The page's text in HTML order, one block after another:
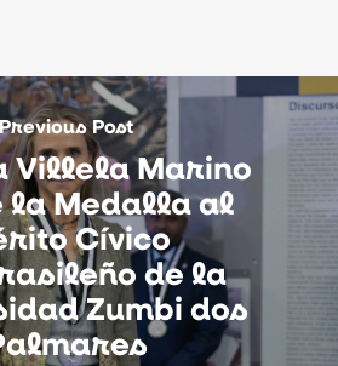
Previous Post
Villela Marino
la Medalla al
Cívico
de la
Zumbi dos